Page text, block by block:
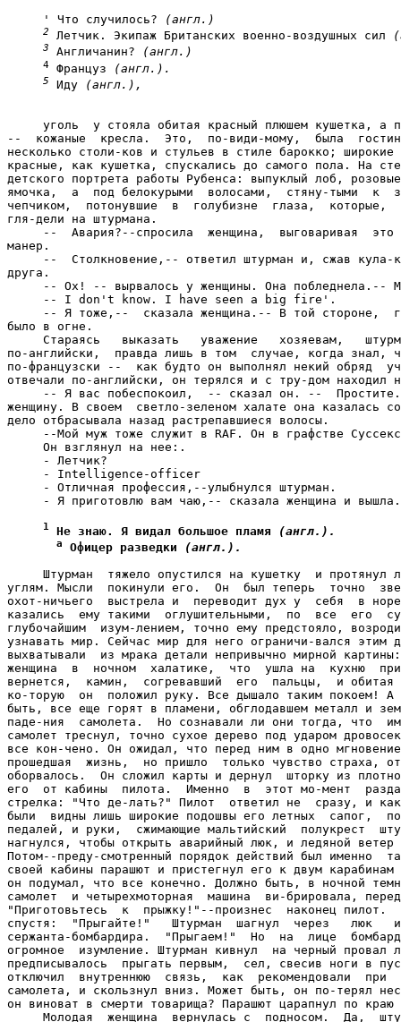
     ' Что случилось?
(англ.)
2 Летчик. Экипаж Британских военно-воздушных сил
3 Англичанин? (англ.)
4 Француз (англ.).
5 Иду (англ.),
уголь  у стояла обитая красный плюшем кушетка, а
--  кожаные  кресла.  Это,  по-види-мому,  была
несколько столи-ков и стульев в стиле барокко;
красные, как кушетка, спускались до самого пола. На
детского портрета работы Рубенса: выпуклый лоб,
ямочка,  а  под белокурыми  волосами,  стяну-тыми  к
чепчиком,  потонувшие  в  голубизне  глаза,  которые,
гля-дели на штурмана.
--  Авария?--спросила  женщина,  выговаривая  это
манер.
--  Столкновение,-- ответил штурман и, сжав кула-
друга.
-- Ох! -- вырвалось у женщины. Она побледнела.--
     -- I don't know. I have seen a big fire'.
-- Я тоже,--  сказала женщина.-- В той стороне,
было в огне.
Стараясь   выказать   уважение   хозяевам,
по-английски,  правда лишь в том  случае, когда знал,
по-французски --  как будто он выполнял некий обряд
отвечали по-английски, он терялся и с тру-дом находил
-- Я вас побеспокоил,  -- сказал он. --
женщину. В своем  светло-зеленом халате она казалась
дело отбрасывала назад растрепавшиеся волосы.
--Мой муж тоже служит в RAF. Он в графстве
     Он взглянул на нее:.
     - Летчик?
     - Intelligence-officer
     - Отличная профессия,--улыбнулся штурман.
     - Я приготовлю вам чаю,-- сказала женщина и вышла.
1 Не знаю. Я видал большое пламя (англ.).
а Офицер разведки (англ.).